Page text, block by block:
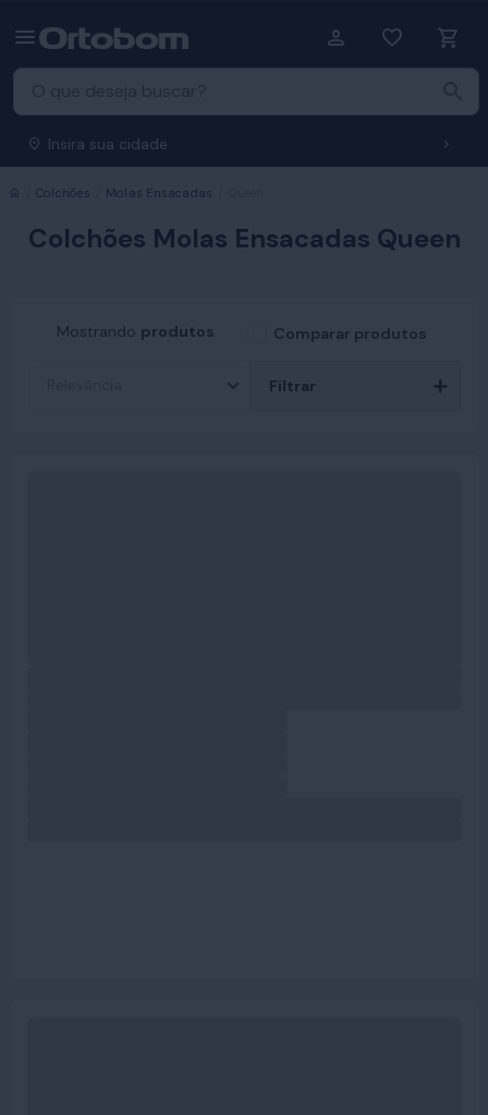
Insira sua cidade
Início
Colchões Molas Ensacadas
Colchões Molas Ensacadas Queen
Mostrando produtos Comparar produtos
Filtrar